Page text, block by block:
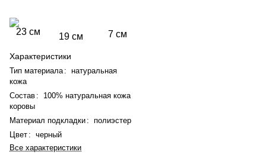
19 см 7 см
23 см
Характеристики
Тип материала : натуральная
кожа
Состав :
100% натуральная кожа
коровы
Материал подкладки : полиэстер
Цвет : черный
Все характеристики